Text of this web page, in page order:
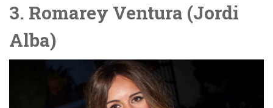
3. Romarey Ventura (Jordi
Alba)